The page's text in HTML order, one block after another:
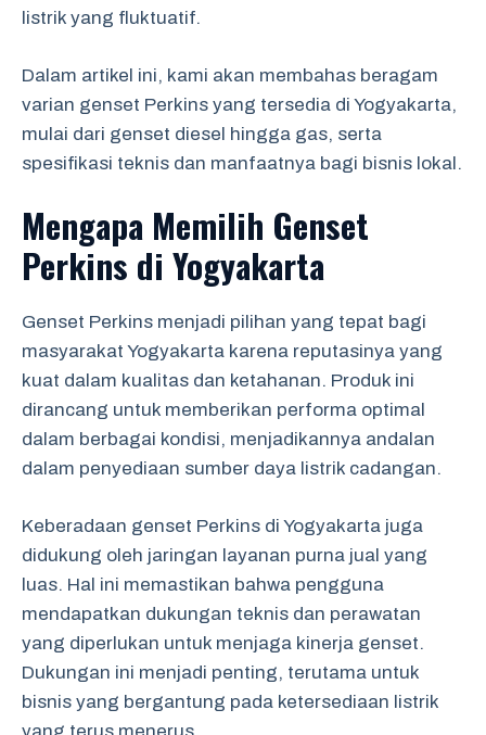
listrik yang fluktuatif.
Dalam artikel ini, kami akan membahas beragam
varian genset Perkins yang tersedia di Yogyakarta,
mulai dari genset diesel hingga gas, serta
spesifikasi teknis dan manfaatnya bagi bisnis lokal.
Mengapa Memilih Genset
Perkins di Yogyakarta
Genset Perkins menjadi pilihan yang tepat bagi
masyarakat Yogyakarta karena reputasinya yang
kuat dalam kualitas dan ketahanan. Produk ini
dirancang untuk memberikan performa optimal
dalam berbagai kondisi, menjadikannya andalan
dalam penyediaan sumber daya listrik cadangan.
Keberadaan genset Perkins di Yogyakarta juga
didukung oleh jaringan layanan purna jual yang
luas. Hal ini memastikan bahwa pengguna
mendapatkan dukungan teknis dan perawatan
yang diperlukan untuk menjaga kinerja genset.
Dukungan ini menjadi penting, terutama untuk
bisnis yang bergantung pada ketersediaan listrik
yang terus menerus.